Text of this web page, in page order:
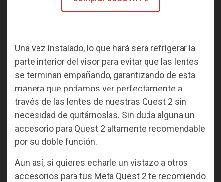
Una vez instalado, lo que hará será refrigerar la
parte interior del visor para evitar que las lentes
se terminan empañando, garantizando de esta
manera que podamos ver perfectamente a
través de las lentes de nuestras Quest 2 sin
necesidad de quitárnoslas. Sin duda alguna un
accesorio para Quest 2 altamente recomendable
por su doble función.
Aun así, si quieres echarle un vistazo a otros
accesorios para tus Meta Quest 2 te recomiendo